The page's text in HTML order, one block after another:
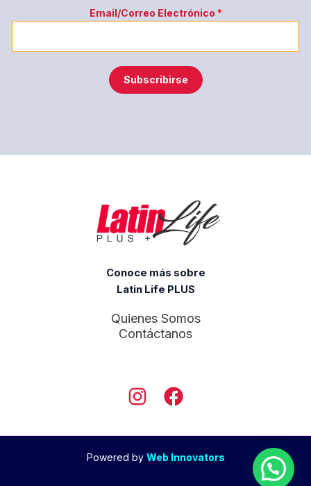
l
c
t
r
ó
o
i
l
r
e
o
Email/Correo Electrónico *
Subscribirse
Conoce más sobre
Latin Life PLUS
Quienes Somos
Contáctanos
Powered by Web Innovators